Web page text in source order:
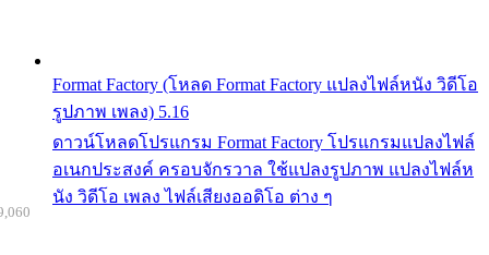
Format Factory (โหลด Format Factory แปลงไฟล์หนัง วิดีโอ
รูปภาพ เพลง) 5.16
ดาวน์โหลดโปรแกรม Format Factory โปรแกรมแปลงไฟล์
อเนกประสงค์ ครอบจักรวาล ใช้แปลงรูปภาพ แปลงไฟล์ห
นัง วิดีโอ เพลง ไฟล์เสียงออดิโอ ต่าง ๆ